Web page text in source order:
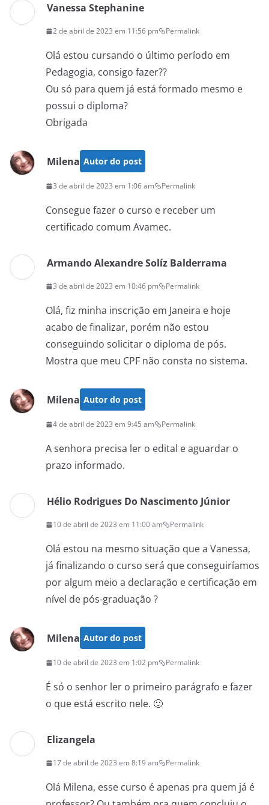
Vanessa Stephanine
2 de abril de 2023 em 11:56 pm Permalink
Olá estou cursando o último período em
Pedagogia, consigo fazer??
Ou só para quem já está formado mesmo e
possui o diploma?
Obrigada
Milena Autor do post
3 de abril de 2023 em 1:06 am Permalink
Consegue fazer o curso e receber um
certificado comum Avamec.
Armando Alexandre Solíz Balderrama
3 de abril de 2023 em 10:46 pm Permalink
Olá, fiz minha inscrição em Janeira e hoje
acabo de finalizar, porém não estou
conseguindo solicitar o diploma de pós.
Mostra que meu CPF não consta no sistema.
Milena Autor do post
4 de abril de 2023 em 9:45 am Permalink
A senhora precisa ler o edital e aguardar o
prazo informado.
Hélio Rodrigues Do Nascimento Júnior
10 de abril de 2023 em 11:00 am Permalink
Olá estou na mesmo situação que a Vanessa,
já finalizando o curso será que conseguiríamos
por algum meio a declaração e certificação em
nível de pós-graduação ?
Milena Autor do post
10 de abril de 2023 em 1:02 pm Permalink
É só o senhor ler o primeiro parágrafo e fazer
o que está escrito nele. 🙂
Elizangela
17 de abril de 2023 em 8:19 am Permalink
Olá Milena, esse curso é apenas pra quem já é